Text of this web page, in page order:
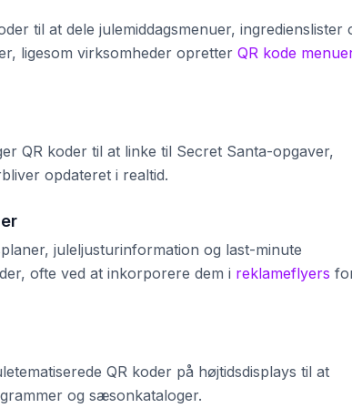
til at dele julemiddagsmenuer, ingredienslister
ligesom virksomheder opretter QR kode
QR koder til at linke til Secret Santa-opgaver,
opdateret i realtid.
juleljusturinformation og last-minute
ofte ved at inkorporere dem i reklameflyers
QR koder på højtidsdisplays til at
og sæsonkataloger.